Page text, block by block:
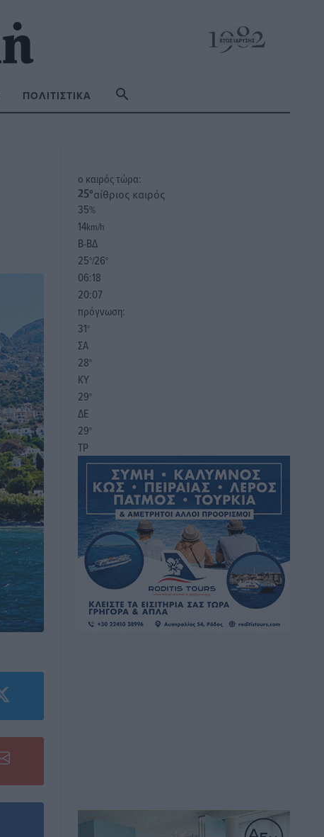
ΠΟΛΙΤΙΣΤΙΚΆ
o καιρός τώρα:
25°αίθριος καιρός
35%
14km/h
Β-ΒΔ
25°/26°
06:18
20:07
πρόγνωση:
31°
ΣΑ
28°
ΚΥ
29°
ΔΕ
29°
ΤΡ